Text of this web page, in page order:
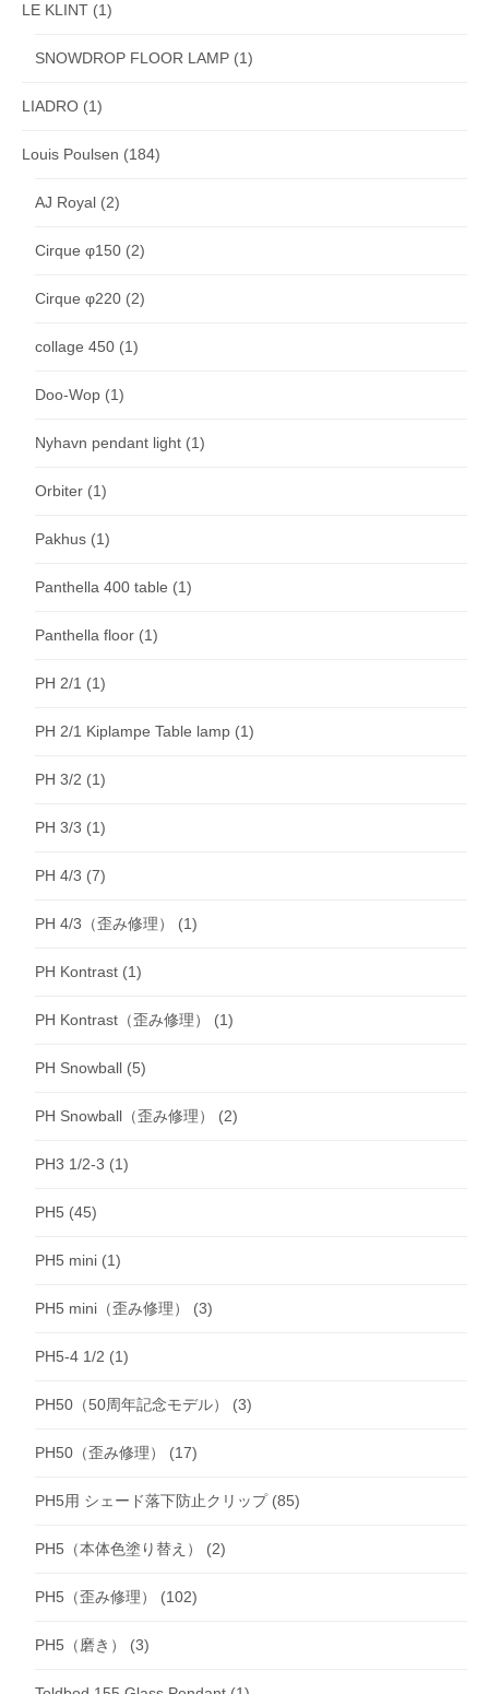
LE KLINT (1)
SNOWDROP FLOOR LAMP (1)
LIADRO (1)
Louis Poulsen (184)
AJ Royal (2)
Cirque φ150 (2)
Cirque φ220 (2)
collage 450 (1)
Doo-Wop (1)
Nyhavn pendant light (1)
Orbiter (1)
Pakhus (1)
Panthella 400 table (1)
Panthella floor (1)
PH 2/1 (1)
PH 2/1 Kiplampe Table lamp (1)
PH 3/2 (1)
PH 3/3 (1)
PH 4/3 (7)
PH 4/3（歪み修理） (1)
PH Kontrast (1)
PH Kontrast（歪み修理） (1)
PH Snowball (5)
PH Snowball（歪み修理） (2)
PH3 1/2-3 (1)
PH5 (45)
PH5 mini (1)
PH5 mini（歪み修理） (3)
PH5-4 1/2 (1)
PH50（50周年記念モデル） (3)
PH50（歪み修理） (17)
PH5用 シェード落下防止クリップ(85)
PH5（本体色塗り替え） (2)
PH5（歪み修理） (102)
PH5（磨き） (3)